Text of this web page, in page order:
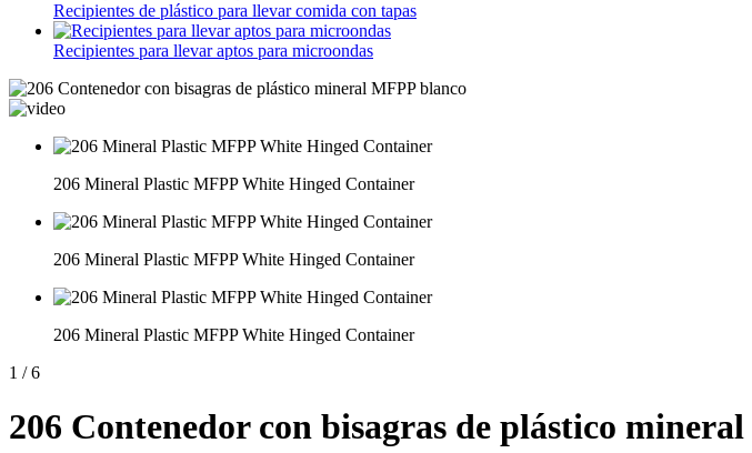
Recipientes de plástico para llevar comida con tapas
Recipientes para llevar aptos para microondas
206 Mineral Plastic MFPP White Hinged Container
206 Mineral Plastic MFPP White Hinged Container
206 Mineral Plastic MFPP White Hinged Container
1 / 6
206 Contenedor con bisagras de plástico